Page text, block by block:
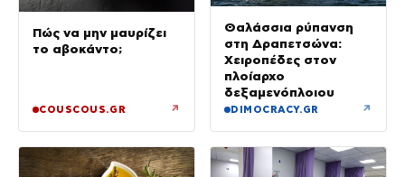
Πώς να μην μαυρίζει
το αβοκάντο;
COUSCOUS.GR ↗
Θαλάσσια ρύπανση
στη Δραπετσώνα:
Χειροπέδες στον
πλοίαρχο
δεξαμενόπλοιου
DIMOCRACY.GR ↗